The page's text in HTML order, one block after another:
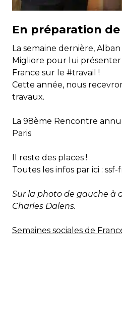
En préparation
La semaine dernière,
Migliore pour lui présenter
France sur le #travail !
Cette année, nous
travaux.
La 98ème Rencontre
Paris
Il reste des places !
Toutes les infos par ici : ssf-
Sur la photo de gauche à
Charles Dalens.
Semaines sociales de